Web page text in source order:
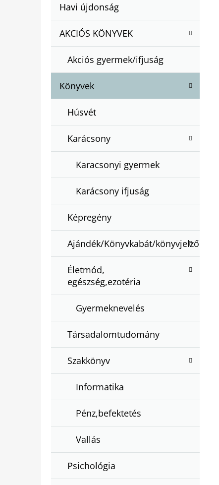
Nátugrása
T
G
R
Á
Havi újdonság
AKCIÓS KÖNYVEK
Akciós gyermek/ifjuság
Könyvek
Húsvét
Karácsony
Karacsonyi gyermek
Karácsony ifjuság
Képregény
Ajándék/Könyvkabát/könyvjelző
Életmód,
egészség,ezotéria
Gyermeknevelés
Társadalomtudomány
Szakkönyv
Informatika
Pénz,befektetés
Vallás
Psichológia
BARTOS ERIKA : BOGYÓ ÉS BABÓCA
€12,50